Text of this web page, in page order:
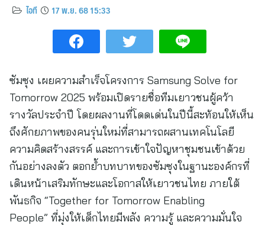
ไอที 17 พ.ย. 68 15:33
ซัมซุง เผยความสำเร็จโครงการ Samsung Solve for
Tomorrow 2025 พร้อมเปิดรายชื่อทีมเยาวชนผู้คว้า
รางวัลประจำปี โดยผลงานที่โดดเด่นในปีนี้สะท้อนให้เห็น
ถึงศักยภาพของคนรุ่นใหม่ที่สามารถผสานเทคโนโลยี
ความคิดสร้างสรรค์ และการเข้าใจปัญหาชุมชนเข้าด้วย
กันอย่างลงตัว ตอกย้ำบทบาทของซัมซุงในฐานะองค์กรที่
เดินหน้าเสริมทักษะและโอกาสให้เยาวชนไทย ภายใต้
พันธกิจ “Together for Tomorrow Enabling
People” ที่มุ่งให้เด็กไทยมีพลัง ความรู้ และความมั่นใจ